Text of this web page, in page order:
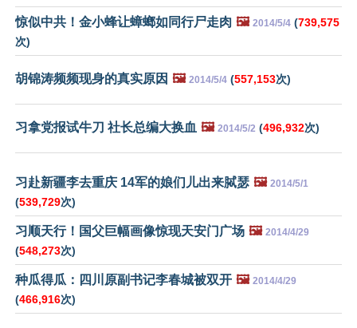
惊似中共！金小蜂让蟑螂如同行尸走肉 🖼️ 2014/5/4 (739,575
次)
胡锦涛频频现身的真实原因 🖼️ 2014/5/4 (557,153次)
习拿党报试牛刀 社长总编大换血 🖼️ 2014/5/2 (496,932次)
习赴新疆李去重庆 14军的娘们儿出来脦瑟 🖼️ 2014/5/1
(539,729次)
习顺天行！国父巨幅画像惊现天安门广场 🖼️ 2014/4/29
(548,273次)
种瓜得瓜：四川原副书记李春城被双开 🖼️ 2014/4/29
(466,916次)